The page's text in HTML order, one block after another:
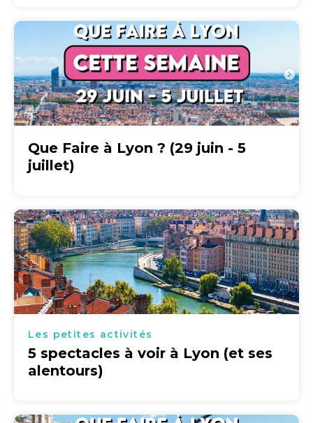
Que Faire à Lyon ? (29 juin - 5
juillet)
Les petites activités
5 spectacles à voir à Lyon (et ses
alentours)